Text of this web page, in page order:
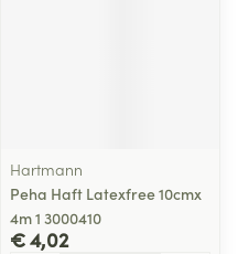
Hartmann
Peha Haft Latexfree 10cmx
4m 1 3000410
€ 4,02